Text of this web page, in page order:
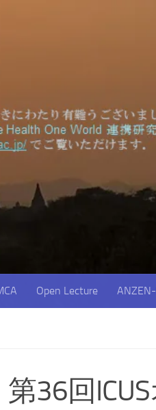
Open Lecture
36回